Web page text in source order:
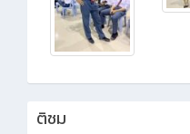
ติชม